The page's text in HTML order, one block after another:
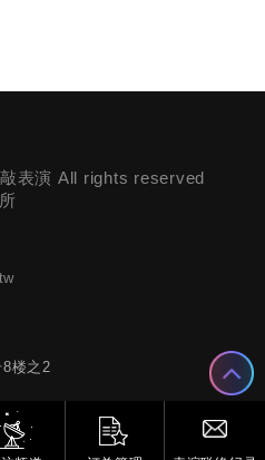
表演 All rights reserved
楼之2